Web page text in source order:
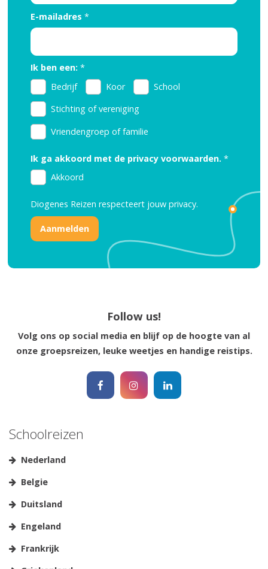
E-mailadres *
Ik ben een: *
Bedrijf
Koor
School
Stichting of vereniging
Vriendengroep of familie
Ik ga akkoord met de privacy voorwaarden. *
Akkoord
Diogenes Reizen respecteert jouw privacy.
Follow us!
Volg ons op social media en blijf op de hoogte van al
onze groepsreizen, leuke weetjes en handige reistips.
Schoolreizen
Nederland
Belgie
Duitsland
Engeland
Frankrijk
Reisinspiratie nodig?
Schrijf je dan in voor onze nieuwsbrief, boordevol
reisinspiratie en prachtige bestemmingen!
Nee, ik ben niet geïntereseerd